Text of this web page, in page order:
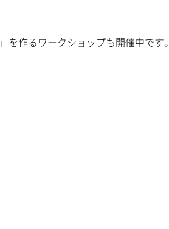
作るワークショップも開催中です。